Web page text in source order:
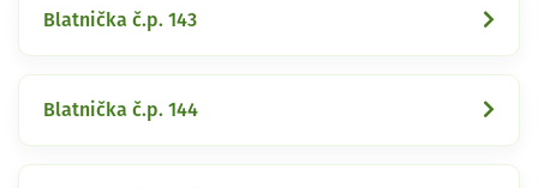
Blatnička č.p. 143
Blatnička č.p. 144